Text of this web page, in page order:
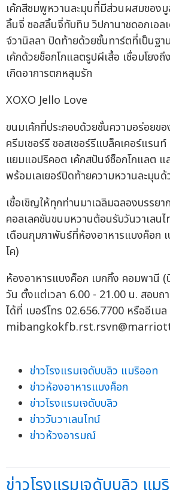
เค้กสีชมพูหวานละมุนที่มีส่วนผสมของ
ลิ้นจี่ ซอสลิ้นจี่ทับทิม วิปกานาชดอกเอล
จ์วานิลลา ปิดท้ายด้วยชั้นทาร์ตที่เป็นฐ
เค้กด้วยช็อกโกแลตรูปผีเสื้อ เชื่อมโยง
เกิดอาการตกหลุมรัก
XOXO Jello Love
ขนมเค้กที่ประกอบด้วยชั้นความอร่อยขอ
ครีมเชอร์รี ซอสเชอร์รีแบล็คเคอร์แรน
แยมแอปริคอต เค้กสปันจ์ช็อกโกแลต แ
พร้อมเลเยอร์ปิดท้ายความหวานละมุน
เชื้อเชิญให้ทุกท่านมาเฉลิมฉลองบรรย
คอลเลคชันขนมหวานต้อนรับวันวาเลน
เดือนกุมภาพันธ์ที่ห้องอาหารแบงค็อก
โค)
ห้องอาหารแบงค็อก เบกกิ้ง คอมพานี (
วัน ตั้งแต่เวลา 6.00 - 21.00 น. สอบถ
ได้ที่ เบอร์โทร 02.656.7700 หรืออีเมล
ข่าวโรงแรมเจดับบลิว แมริออท
ข่าวห้องอาหารแบงค็อก
ข่าวโรงแรมเจดับบลิว
ข่าววันวาเลนไทน์
ข่าวห้วงอารมณ์
ข่าวโรงแรมเจดับบลิว แ